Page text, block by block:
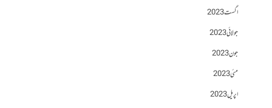
اگست 2023
جولائی 2023
جون 2023
مئی 2023
اپریل 2023